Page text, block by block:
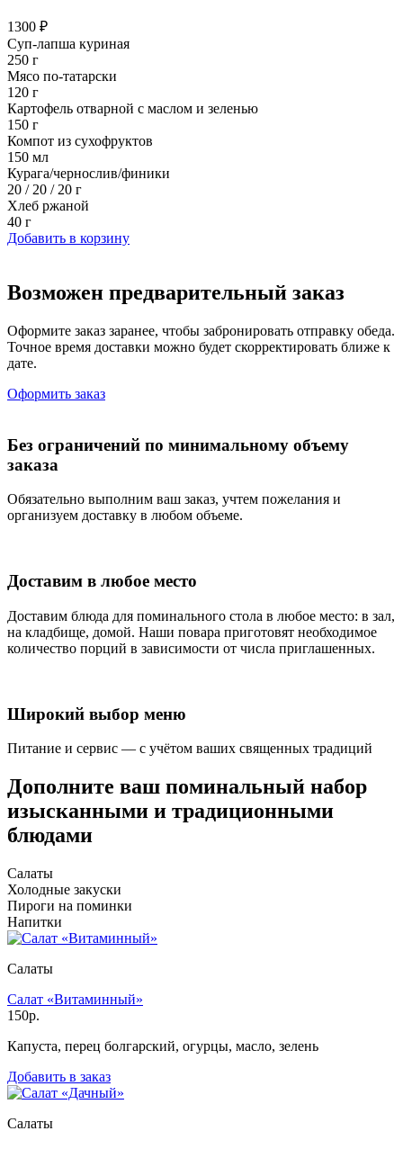
1300 ₽
Суп-лапша куриная
250 г
Мясо по-татарски
120 г
Картофель отварной с маслом и зеленью
150 г
Компот из сухофруктов
150 мл
Курага/чернослив/финики
20 / 20 / 20 г
Хлеб ржаной
40 г
Добавить в корзину
Возможен предварительный заказ
Оформите заказ заранее, чтобы забронировать отправку обеда.
Точное время доставки можно будет скорректировать ближе к
дате.
Оформить заказ
Без ограничений по минимальному объему
заказа
Обязательно выполним ваш заказ, учтем пожелания и
организуем доставку в любом объеме.
Доставим в любое место
Доставим блюда для поминального стола в любое место: в зал,
на кладбище, домой. Наши повара приготовят необходимое
количество порций в зависимости от числа приглашенных.
Широкий выбор меню
Питание и сервис — с учётом ваших священных традиций
Дополните ваш поминальный набор
изысканными и традиционными
блюдами
Салаты
Холодные закуски
Пироги на поминки
Напитки
Салаты
Салат «Витаминный»
150р.
Капуста, перец болгарский, огурцы, масло, зелень
Добавить в заказ
Салаты